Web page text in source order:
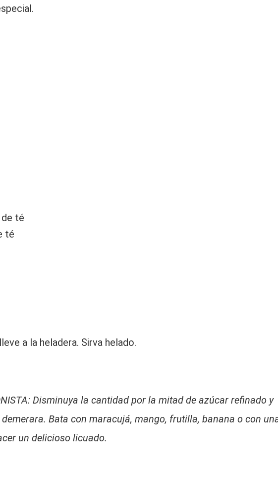
té
té
a la heladera. Sirva helado.
Disminuya la cantidad por la mitad de azúcar refinado y
Bata con maracujá, mango, frutilla, banana o con
un delicioso licuado.